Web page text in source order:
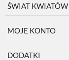
ŚWIAT KWIATÓW
MOJE KONTO
DODATKI